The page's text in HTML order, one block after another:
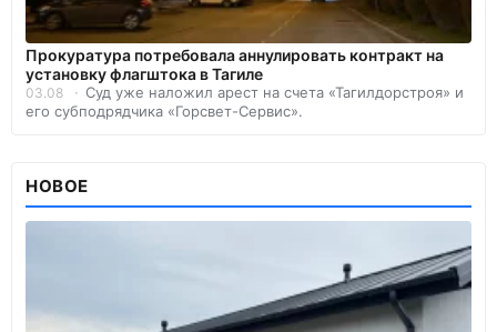
Прокуратура потребовала аннулировать контракт на
установку флагштока в Тагиле
03.08
Суд уже наложил арест на счета «Тагилдорстроя» и
его субподрядчика «Горсвет-Сервис».
НОВОЕ